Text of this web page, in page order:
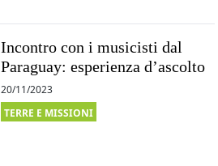
Incontro con i musicisti dal
Paraguay: esperienza d’ascolto
20/11/2023
TERRE E MISSIONI